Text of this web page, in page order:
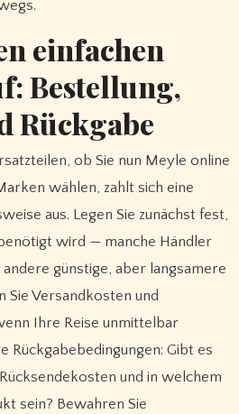
einfachen
Bestellung,
Rückgabe
ob Sie nun Meyle online
wählen, zahlt sich eine
aus. Legen Sie zunächst fest,
wird — manche Händler
günstige, aber langsamere
Sie Versandkosten und
Ihre Reise unmittelbar
Rückgabebedingungen: Gibt es
und in welchem
sein? Bewahren Sie